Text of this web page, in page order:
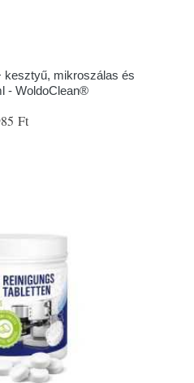
kesztyű, mikroszálas és
- WoldoClean®
Ft